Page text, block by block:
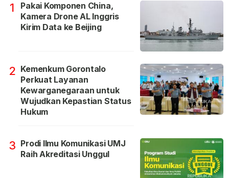
1
Pakai Komponen China,
Kamera Drone AL Inggris
Kirim Data ke Beijing
2 Kemenkum Gorontalo
Perkuat Layanan
Kewarganegaraan untuk
Wujudkan Kepastian Status
Hukum
3 Prodi Ilmu Komunikasi UMJ
Raih Akreditasi Unggul